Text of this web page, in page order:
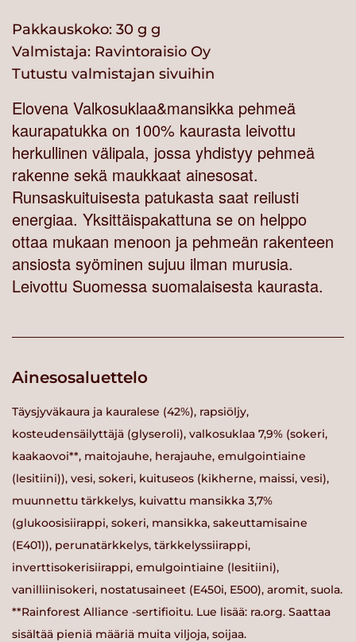
Pakkauskoko: 30 g g
Valmistaja: Ravintoraisio Oy
Tutustu valmistajan sivuihin
Elovena Valkosuklaa&mansikka pehmeä
kaurapatukka on 100% kaurasta leivottu
herkullinen välipala, jossa yhdistyy pehmeä
rakenne sekä maukkaat ainesosat.
Runsaskuituisesta patukasta saat reilusti
energiaa. Yksittäispakattuna se on helppo
ottaa mukaan menoon ja pehmeän rakenteen
ansiosta syöminen sujuu ilman murusia.
Leivottu Suomessa suomalaisesta kaurasta.
Ainesosaluettelo
Täysjyväkaura ja kauralese (42%), rapsiöljy,
kosteudensäilyttäjä (glyseroli), valkosuklaa 7,9% (sokeri,
kaakaovoi**, maitojauhe, herajauhe, emulgointiaine
(lesitiini)), vesi, sokeri, kuituseos (kikherne, maissi, vesi),
muunnettu tärkkelys, kuivattu mansikka 3,7%
(glukoosisiirappi, sokeri, mansikka, sakeuttamisaine
(E401)), perunatärkkelys, tärkkelyssiirappi,
inverttisokerisiirappi, emulgointiaine (lesitiini),
vanilliinisokeri, nostatusaineet (E450i, E500), aromit, suola.
**Rainforest Alliance -sertifioitu. Lue lisää: ra.org. Saattaa
sisältää pieniä määriä muita viljoja, soijaa.